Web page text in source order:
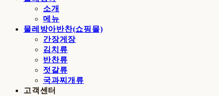
소개
메뉴
물레방아반찬(쇼핑몰)
간장게장
김치류
반찬류
젓갈류
국과찌개류
고객센터